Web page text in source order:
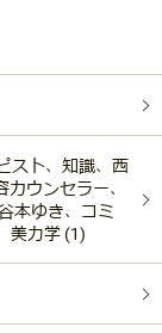
スト、知識、西
ウンセラー、
本ゆき、コミ
美力学 (1)